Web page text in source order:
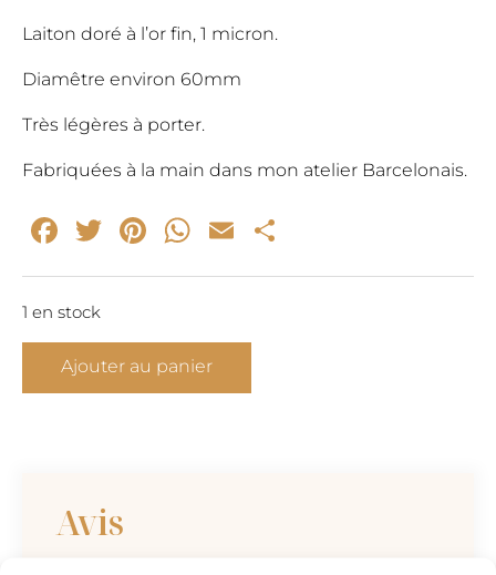
Laiton doré à l’or fin, 1 micron.
Diamêtre environ 60mm
Très légères à porter.
Fabriquées à la main dans mon atelier Barcelonais.
Facebook
Twitter
Pinterest
WhatsApp
Email
1 en stock
Ajouter au panier
Avis